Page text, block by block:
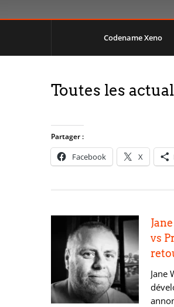
Codename Xeno
Toutes les
Partager :
Facebook X
vs
Jane